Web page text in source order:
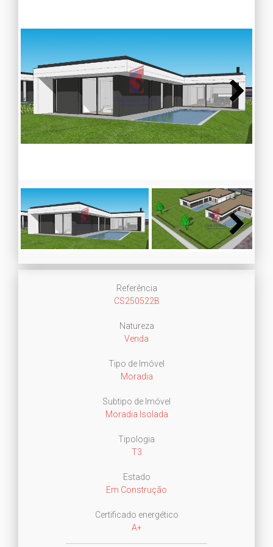
Next
Next
Referência
CS250522B
Natureza
Venda
Tipo de Imóvel
Moradia
Subtipo de Imóvel
Moradia Isolada
Tipologia
T3
Estado
Em Construção
Certificado energético
A+